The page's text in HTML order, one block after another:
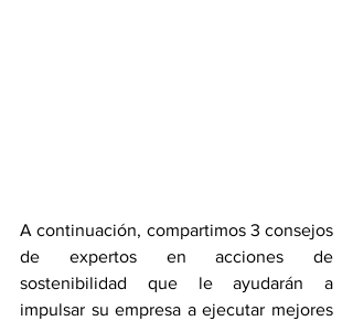
A continuación, compartimos 3 consejos
de expertos en acciones de
sostenibilidad que le ayudarán a
impulsar su empresa a ejecutar mejores